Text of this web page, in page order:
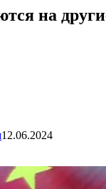
на
12.06.2024